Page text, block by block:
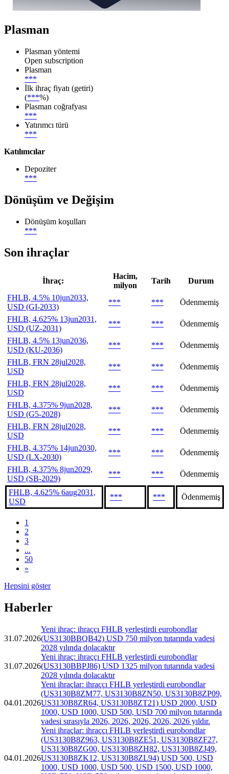
Plasman
Plasman yöntemi
Open subscription
Plasman
***
İlk ihraç fiyatı (getiri)
(***%)
Plasman coğrafyası
***
Yatırımcı türü
***
Katılımcılar
Depoziter
***
Dönüşüm ve Değişim
Dönüşüm koşulları
***
Son ihraçlar
İhraç:
Hacim,
milyon
Tarih
Durum
FHLB, 4.5% 10jun2033,
USD (GI-2033)
*** ***
Ödenmemiş
FHLB, 4.625% 13jun2031,
USD (UZ-2031)
*** ***
Ödenmemiş
FHLB, 4.5% 13jun2036,
USD (KU-2036)
*** ***
Ödenmemiş
FHLB, FRN 28jul2028,
USD
*** ***
Ödenmemiş
FHLB, FRN 28jul2028,
USD
*** ***
Ödenmemiş
FHLB, 4.375% 9jun2028,
USD (G5-2028)
*** ***
Ödenmemiş
FHLB, FRN 28jul2028,
USD
*** ***
Ödenmemiş
FHLB, 4.375% 14jun2030,
USD (LX-2030)
*** ***
Ödenmemiş
FHLB, 4.375% 8jun2029,
USD (SB-2029)
*** *** Ödenmemiş
FHLB, 4.625% 6aug2031,
USD
*** *** Ödenmemiş
1
2
3
...
50
»
Hepsini göster
Haberler
31.07.2026
Yeni ihraç: ihraççı FHLB yerleştirdi eurobondlar
(US3130BBQB42) USD 750 milyon tutarında vadesi
2028 yılında dolacaktır
31.07.2026
Yeni ihraç: ihraççı FHLB yerleştirdi eurobondlar
(US3130BBPJ86) USD 1325 milyon tutarında vadesi
2028 yılında dolacaktır
04.01.2026
Yeni ihraçlar: ihraççı FHLB yerleştirdi eurobondlar
(US3130B8ZM77, US3130B8ZN50, US3130B8ZP09,
US3130B8ZR64, US3130B8ZT21) USD 2000, USD
1000, USD 1000, USD 500, USD 700 milyon tutarında
vadesi sırasıyla 2026, 2026, 2026, 2026, 2026 yıldır.
04.01.2026
Yeni ihraçlar: ihraççı FHLB yerleştirdi eurobondlar
(US3130B8Z963, US3130B8ZE51, US3130B8ZF27,
US3130B8ZG00, US3130B8ZH82, US3130B8ZJ49,
US3130B8ZK12, US3130B8ZL94) USD 500, USD
1000, USD 1000, USD 500, USD 1500, USD 1000,